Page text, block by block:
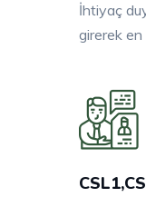
İhtiyaç
girerek en